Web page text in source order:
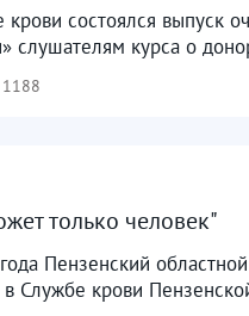
состоялся выпуск
слушателям курса о
только человек"
Пензенский
Службе крови